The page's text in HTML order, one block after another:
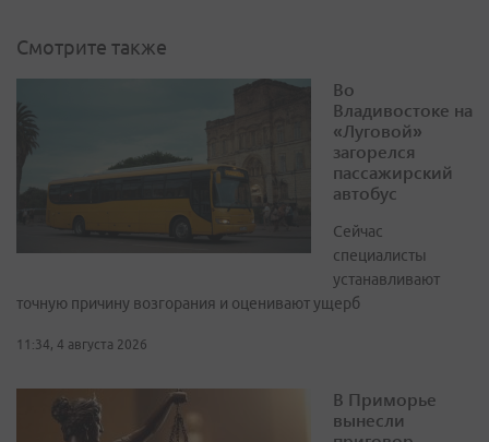
Смотрите также
Во
Владивостоке на
«Луговой»
загорелся
пассажирский
автобус
Сейчас
специалисты
устанавливают
точную причину возгорания и оценивают ущерб
11:34, 4 августа 2026
В Приморье
вынесли